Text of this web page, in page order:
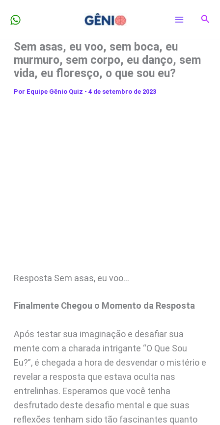
para
conteúdo
Sem asas, eu voo, sem boca, eu
murmuro, sem corpo, eu danço, sem
vida, eu floresço, o que sou eu?
Por Equipe Gênio Quiz • 4 de setembro de 2023
Resposta Sem asas, eu voo…
Finalmente Chegou o Momento da Resposta
Após testar sua imaginação e desafiar sua
mente com a charada intrigante “O Que Sou
Eu?”, é chegada a hora de desvendar o mistério e
revelar a resposta que estava oculta nas
entrelinhas. Esperamos que você tenha
desfrutado deste desafio mental e que suas
reflexões tenham sido tão fascinantes quanto